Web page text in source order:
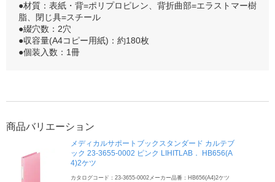
●材質：表紙・背=ポリプロピレン、背折曲部=エラストマー樹
脂、閉じ具=スチール
●綴穴数：2穴
●収容量(A4コピー用紙)：約180枚
●個装入数：1冊
商品バリエーション
メディカルサポートブックスタンダード カルテブ
ック 23-3655-0002 ピンク LIHITLAB． HB656(A
4)2ケツ
カタログコード：23-3655-0002メーカー品番：HB656(A4)2ケツ